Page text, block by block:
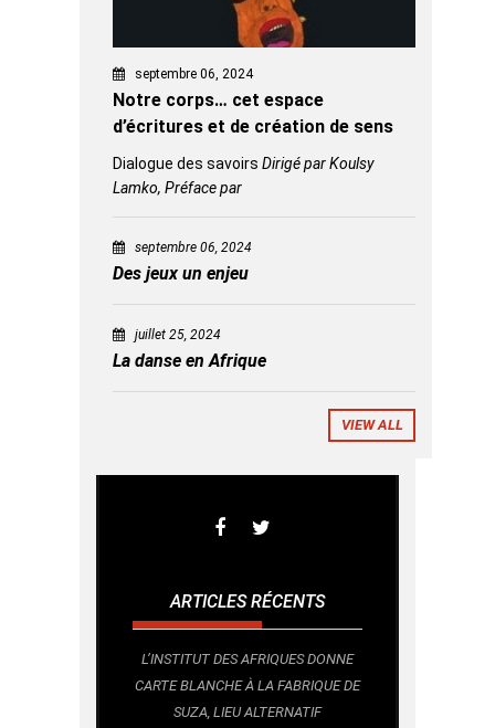
septembre 06, 2024
Notre corps… cet espace
d’écritures et de création de sens
Dialogue des savoirs Dirigé par Koulsy
Lamko, Préface par
septembre 06, 2024
Des jeux un enjeu
juillet 25, 2024
La danse en Afrique
VIEW ALL
ARTICLES RÉCENTS
L’INSTITUT DES AFRIQUES DONNE
CARTE BLANCHE À LA FABRIQUE DE
SUZA, LIEU ALTERNATIF